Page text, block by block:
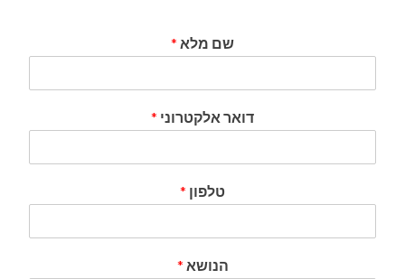
שם מלא *
דואר אלקטרוני *
טלפון *
הנושא *